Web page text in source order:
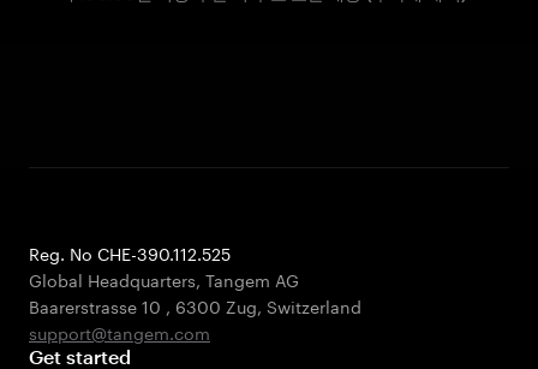
Reg. No CHE-390.112.525
Global Headquarters, Tangem AG
Baarerstrasse 10 , 6300 Zug, Switzerland
support@tangem.com
Get started